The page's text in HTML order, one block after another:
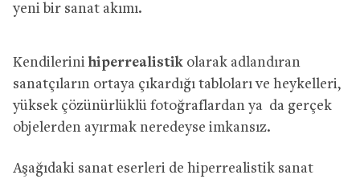
yeni bir sanat akımı.
Kendilerini hiperrealistik olarak adlandıran
sanatçıların ortaya çıkardığı tabloları ve heykelleri,
yüksek çözünürlüklü fotoğraflardan ya da gerçek
objelerden ayırmak neredeyse imkansız.
Aşağıdaki sanat eserleri de hiperrealistik sanat